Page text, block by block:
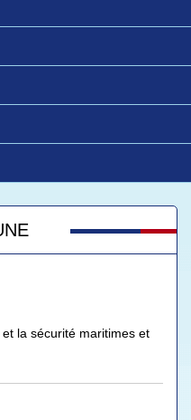
la sécurité maritimes et